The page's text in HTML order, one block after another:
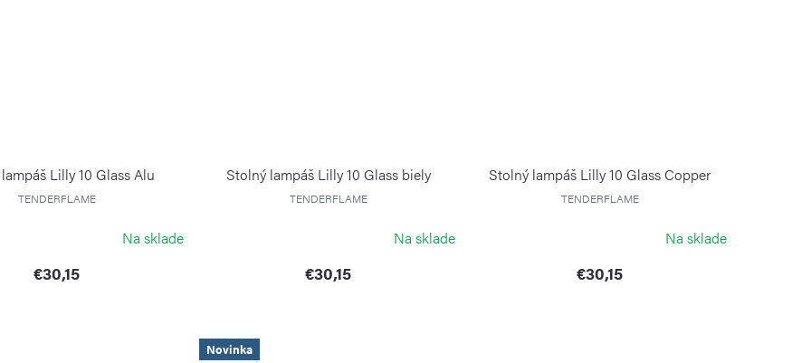
Lilly 10 Glass Alu
TENDERFLAME
Na sklade
€30,15
Stolný lampáš Lilly 10 Glass biely
TENDERFLAME
Na sklade
€30,15
Stolný lampáš Lilly 10 Glass Copper
TENDERFLAME
Na sklade
€30,15
Novinka